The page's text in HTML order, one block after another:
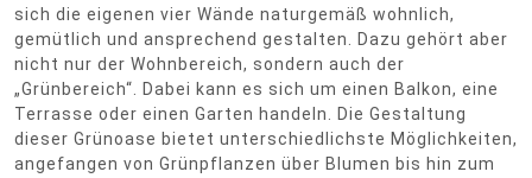
sich die eigenen vier Wände naturgemäß wohnlich,
gemütlich und ansprechend gestalten. Dazu gehört aber
nicht nur der Wohnbereich, sondern auch der
„Grünbereich“. Dabei kann es sich um einen Balkon, eine
Terrasse oder einen Garten handeln. Die Gestaltung
dieser Grünoase bietet unterschiedlichste Möglichkeiten,
angefangen von Grünpflanzen über Blumen bis hin zum